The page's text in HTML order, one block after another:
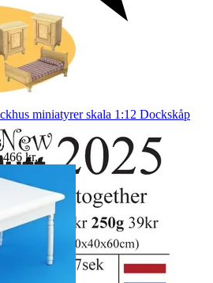
miniatyrer skala 1:12 Dockskåp
.
466 kr,.